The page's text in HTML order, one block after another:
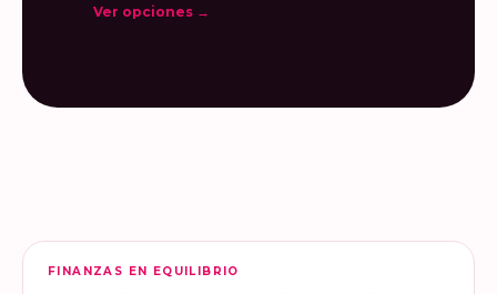
Ver opciones →
FINANZAS EN EQUILIBRIO